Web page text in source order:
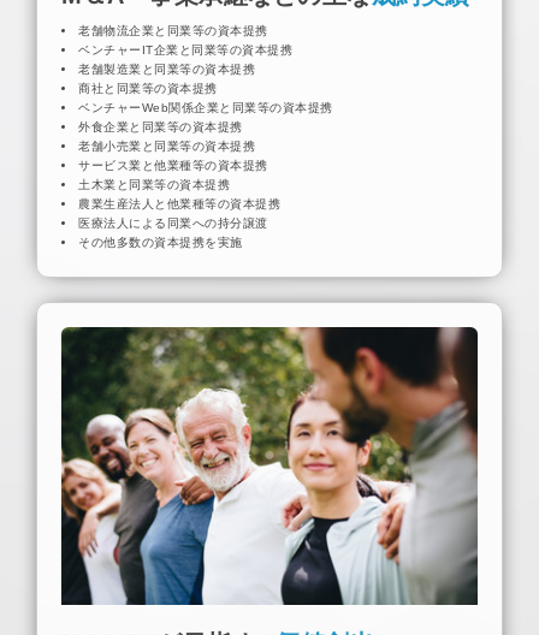
老舗物流企業と同業等の資本提携
ベンチャーIT企業と同業等の資本提携
老舗製造業と同業等の資本提携
商社と同業等の資本提携
ベンチャーWeb関係企業と同業等の資本提携
外食企業と同業等の資本提携
老舗小売業と同業等の資本提携
サービス業と他業種等の資本提携
土木業と同業等の資本提携
農業生産法人と他業種等の資本提携
医療法人による同業への持分譲渡
その他多数の資本提携を実施